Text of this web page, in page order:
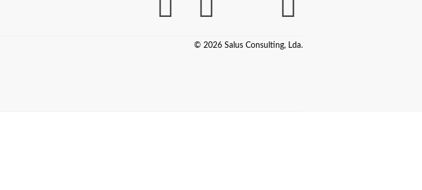
© 2026 Salus Consulting, Lda.